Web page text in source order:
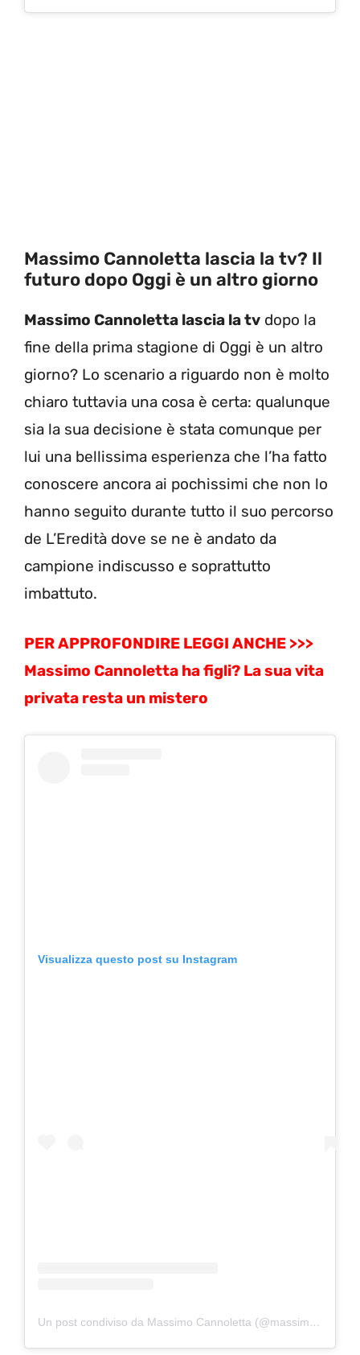
Massimo Cannoletta lascia la tv? Il
futuro dopo Oggi è un altro giorno
Massimo Cannoletta lascia la tv dopo la
fine della prima stagione di Oggi è un altro
giorno? Lo scenario a riguardo non è molto
chiaro tuttavia una cosa è certa: qualunque
sia la sua decisione è stata comunque per
lui una bellissima esperienza che l’ha fatto
conoscere ancora ai pochissimi che non lo
hanno seguito durante tutto il suo percorso
de L’Eredità dove se ne è andato da
campione indiscusso e soprattutto
imbattuto.
PER APPROFONDIRE LEGGI ANCHE >>>
Massimo Cannoletta ha figli? La sua vita
privata resta un mistero
Visualizza questo post su Instagram
Un post condiviso da Massimo Cannoletta (@massimo20.it)